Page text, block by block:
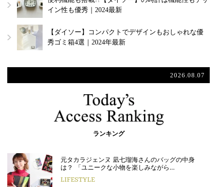
イン性も優秀｜2024最新
【ダイソー】コンパクトでデザインもおしゃれな優
秀ゴミ箱4選｜2024年最新
2026.08.07
ランキング
元タカラジェンヌ 凪七瑠海さんのバッグの中身
は？ 「ユニークな小物を楽しみながら…
LIFESTYLE